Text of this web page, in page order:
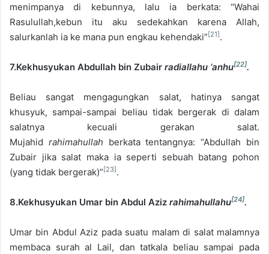
menimpanya di kebunnya, lalu ia berkata: “Wahai
Rasulullah,kebun itu aku sedekahkan karena Allah,
salurkanlah ia ke mana pun engkau kehendaki” [21] .
7.Kekhusyukan Abdullah bin Zubair radiallahu ‘anhu[22].
Beliau sangat mengagungkan salat, hatinya sangat
khusyuk, sampai-sampai beliau tidak bergerak di dalam
salatnya kecuali gerakan salat.
Mujahid rahimahullah berkata tentangnya: “Abdullah bin
Zubair jika salat maka ia seperti sebuah batang pohon
(yang tidak bergerak)” [23] .
8.Kekhusyukan Umar bin Abdul Aziz rahimahullahu[24].
Umar bin Abdul Aziz pada suatu malam di salat malamnya
membaca surah al Lail, dan tatkala beliau sampai pada